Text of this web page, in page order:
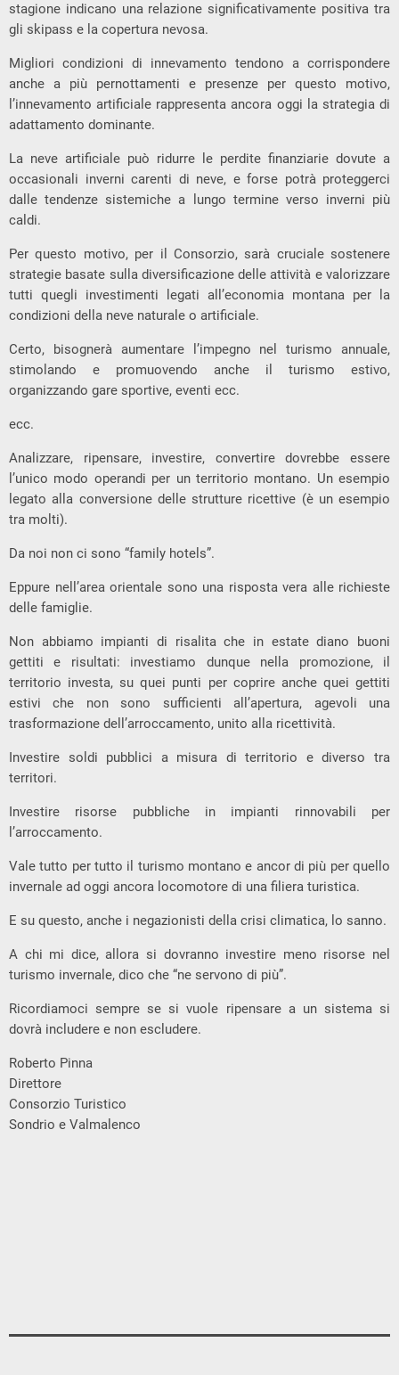
stagione indicano una relazione significativamente positiva tra
gli skipass e la copertura nevosa.
Migliori condizioni di innevamento tendono a corrispondere
anche a più pernottamenti e presenze per questo motivo,
l’innevamento artificiale rappresenta ancora oggi la strategia di
adattamento dominante.
La neve artificiale può ridurre le perdite finanziarie dovute a
occasionali inverni carenti di neve, e forse potrà proteggerci
dalle tendenze sistemiche a lungo termine verso inverni più
caldi.
Per questo motivo, per il Consorzio, sarà cruciale sostenere
strategie basate sulla diversificazione delle attività e valorizzare
tutti quegli investimenti legati all’economia montana per la
condizioni della neve naturale o artificiale.
Certo, bisognerà aumentare l’impegno nel turismo annuale,
stimolando e promuovendo anche il turismo estivo,
organizzando gare sportive, eventi ecc.
ecc.
Analizzare, ripensare, investire, convertire dovrebbe essere
l’unico modo operandi per un territorio montano. Un esempio
legato alla conversione delle strutture ricettive (è un esempio
tra molti).
Da noi non ci sono “family hotels”.
Eppure nell’area orientale sono una risposta vera alle richieste
delle famiglie.
Non abbiamo impianti di risalita che in estate diano buoni
gettiti e risultati: investiamo dunque nella promozione, il
territorio investa, su quei punti per coprire anche quei gettiti
estivi che non sono sufficienti all’apertura, agevoli una
trasformazione dell’arroccamento, unito alla ricettività.
Investire soldi pubblici a misura di territorio e diverso tra
territori.
Investire risorse pubbliche in impianti rinnovabili per
l’arroccamento.
Vale tutto per tutto il turismo montano e ancor di più per quello
invernale ad oggi ancora locomotore di una filiera turistica.
E su questo, anche i negazionisti della crisi climatica, lo sanno.
A chi mi dice, allora si dovranno investire meno risorse nel
turismo invernale, dico che “ne servono di più”.
Ricordiamoci sempre se si vuole ripensare a un sistema si
dovrà includere e non escludere.
Roberto Pinna
Direttore
Consorzio Turistico
Sondrio e Valmalenco